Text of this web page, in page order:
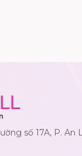
số 17A, P. An